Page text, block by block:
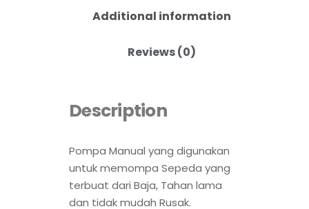
Additional information
Reviews (0)
Description
Pompa Manual yang digunakan
untuk memompa Sepeda yang
terbuat dari Baja, Tahan lama
dan tidak mudah Rusak.